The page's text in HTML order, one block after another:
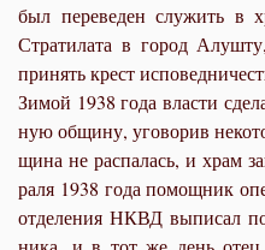
был пе­ре­ве­ден слу­жить в
Стра­ти­ла­та в го­род
при­нять крест
Зи­мой 1938 го­да вла­сти
ную об­щи­ну, уго­во­рив
щи­на не рас­па­лась, и храм
ра­ля 1938 го­да по­мощ­ник
от­де­ле­ния НКВД вы­пи­сал